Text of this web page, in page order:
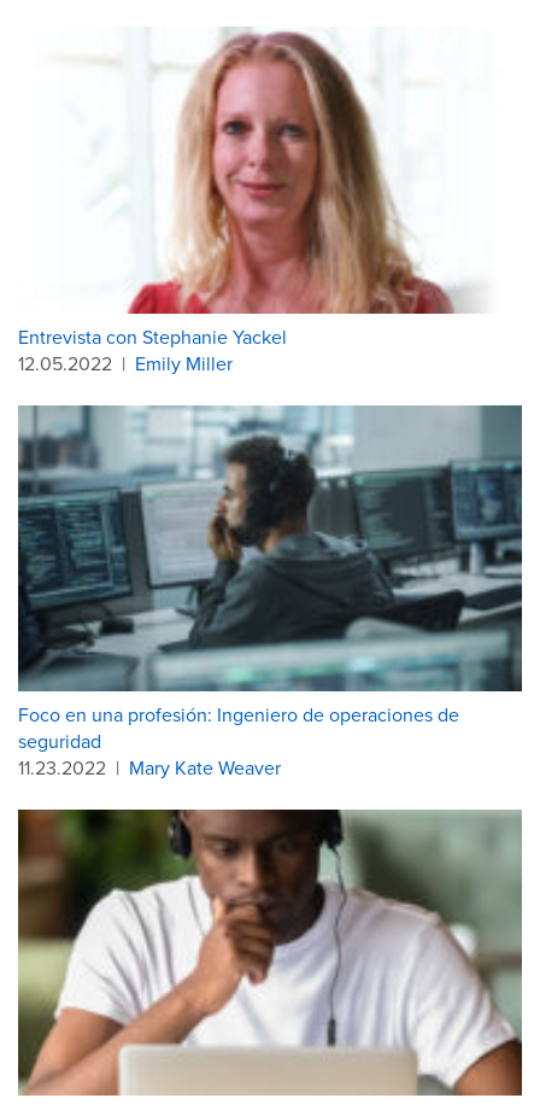
Entrevista con Stephanie Yackel
12.05.2022 | Emily Miller
Foco en una profesión: Ingeniero de operaciones de
seguridad
11.23.2022 | Mary Kate Weaver